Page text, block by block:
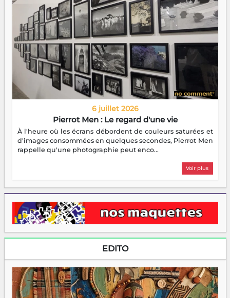
6 juillet 2026
Pierrot Men : Le regard d'une vie
À l'heure où les écrans débordent de couleurs saturées et
d'images consommées en quelques secondes, Pierrot Men
rappelle qu'une photographie peut enco...
Voir plus
EDITO